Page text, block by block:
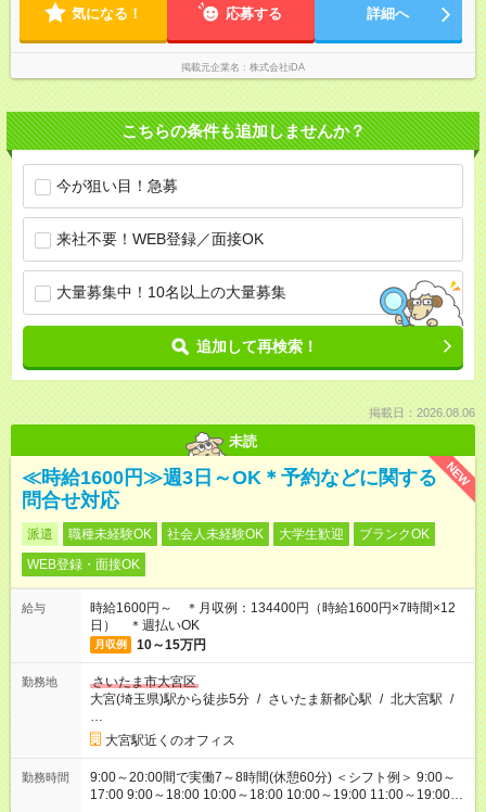
気になる！ 応募する 詳細へ
掲載元企業名 株式会社iDA
こちらの条件も追加しませんか？
今が狙い目！急募
来社不要！WEB登録／面接OK
大量募集中！10名以上の大量募集
追加して再検索！
掲載日：2026.08.06
未読
NEW
≪時給1600円≫週3日～OK＊予約などに関する
問合せ対応
派遣 職種未経験OK 社会人未経験OK 大学生歓迎
ブランクOK
WEB登録・面接OK
給与
時給1600円～ ＊月収例：134400円（時給1600円×7時間×12
日） ＊週払いOK
月収例 10～15万円
勤務地
さいたま市大宮区
大宮(埼玉県)駅から徒歩5分 / さいたま新都心駅 / 北大宮駅 /
…
大宮駅近くのオフィス
勤務時間
9:00～20:00間で実働7～8時間(休憩60分) ＜シフト例＞ 9:00～
17:00 9:00～18:00 10:00～18:00 10:00～19:00 11:00～19:00